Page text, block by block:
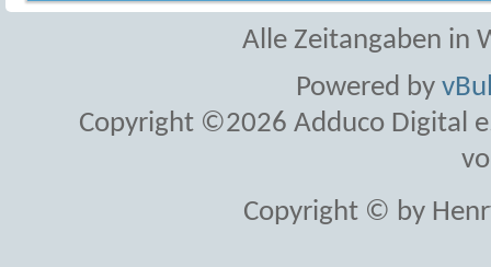
Alle Zeitangaben in
Powered by
Copyright ©2026 Adduco Digital
Copyright © by